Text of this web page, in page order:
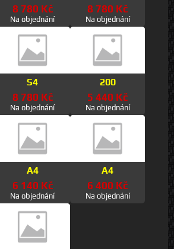
8 780 Kč
Na objednání
8 780 Kč
Na objednání
S4
8 780 Kč
Na objednání
200
5 440 Kč
Na objednání
A4
6 140 Kč
Na objednání
A4
6 400 Kč
Na objednání